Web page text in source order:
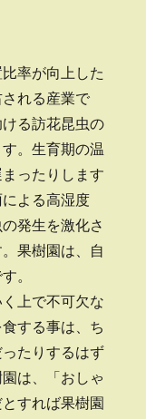
率が向上した
れる産業で
る訪花昆虫の
。生育期の温
ったりします
よる高湿度
発生を激化さ
果樹園は、自
。
上で不可欠な
する事は、ち
たりするはず
は、「おしゃ
すれば果樹園